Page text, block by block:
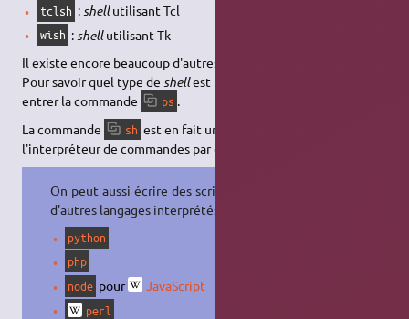
tclsh :shellutilisant Tcl
wish :shellutilisant Tk
Il existe encore beaucoup d'autres types de
Pour savoir quel type de shellest utilisé sur une machine,
entrer la commande
ps .
La commande
sh est en fait un
l'interpréteur de commandes par défaut :
On peut aussi écrire des scripts dans
d'autres langages interprétés :
python
php
node pour JavaScript
perl